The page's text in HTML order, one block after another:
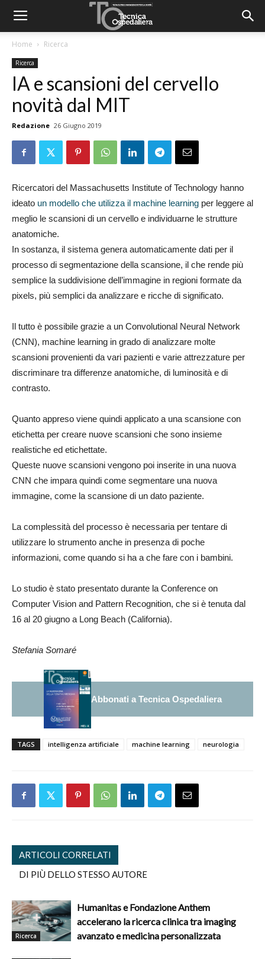
Home Ricerca
Ricerca
IA e scansioni del cervello
novità dal MIT
Redazione 26 Giugno 2019
Ricercatori del Massachusetts Institute of Technology hanno
ideato un modello che utilizza il machine learning per leggere al
meglio le scansioni di un cervello e individuarne le strutture
anatomiche.
In sostanza, il sistema genera automaticamente dati per il
processo di segmentazione della scansione, il che rende più
semplice la suddivisione dell’immagine in regioni formate da
pixels, più semplici da analizzare e ricche di significato.
Il tutto è possibile grazie a un Convolutional Neural Network
(CNN), machine learning in grado di analizzare molte
scansioni provenienti da vari pazienti e varie attrezzature per
discriminare tra differenze anatomiche, di luminosità e di
contrasto.
Quanto appreso viene quindi applicato a una scansione con
etichetta per creare nuove scansioni che sono insieme
realistiche ed etichettate.
Queste nuove scansioni vengono poi inserite in una nuova
CNN che impara quindi come segmentare una nuova
immagine, come la scansione di un dato paziente.
La complessità del processo è necessaria per tentare di
utilizzare lo strumento anche in presenza di poche
informazioni, come quando si ha a che fare con i bambini.
Lo studio è stato presentato durante la Conference on
Computer Vision and Pattern Recognition, che si è tenuta dal
16 al 20 giugno a Long Beach (California).
Stefania Somaré
Abbonati a Tecnica Ospedaliera
TAGS intelligenza artificiale machine learning neurologia
ARTICOLI CORRELATI
DI PIÙ DELLO STESSO AUTORE
Ricerca
Humanitas e Fondazione Anthem
accelerano la ricerca clinica tra imaging
avanzato e medicina personalizzata